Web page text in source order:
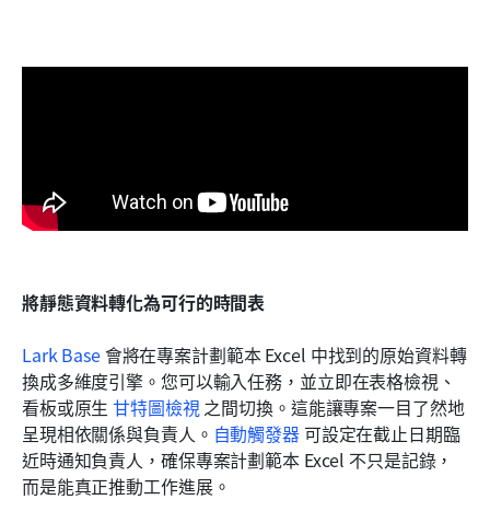
將靜態資料轉化為可行的時間表
Lark Base 會將在專案計劃範本 Excel 中找到的原始資料轉
換成多維度引擎。您可以輸入任務，並立即在表格檢視、
看板或原生 甘特圖檢視 之間切換。這能讓專案一目了然地
呈現相依關係與負責人。 自動觸發器 可設定在截止日期臨
近時通知負責人，確保專案計劃範本 Excel 不只是記錄，
而是能真正推動工作進展。